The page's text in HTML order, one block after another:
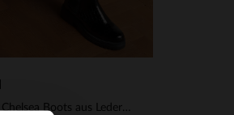
Schwarze Chelsea Boots aus Leder mit Krokomuster